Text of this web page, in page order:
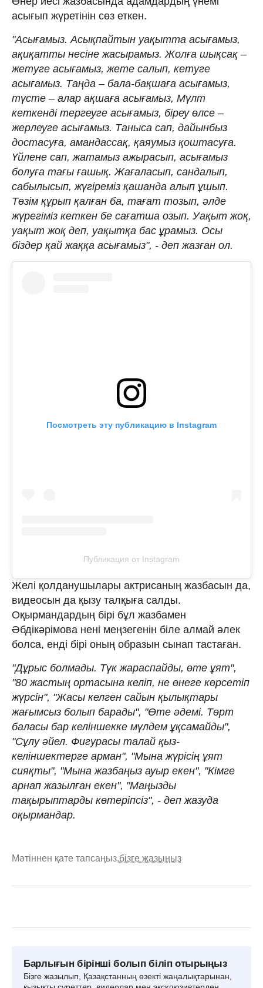
асығып жүретінін сөз еткен.
"Асығамыз. Асықпайтын уақытта асығамыз,
ақиқатты несіне жасырамыз. Жолға шықсақ –
жетуге асығамыз, жете салып, кетуге
асығамыз. Таңда – бала-бақшаға асығамыз,
түсте – алар ақшаға асығамыз, Мүлт
кеткенді тергеуге асығамыз, біреу өлсе –
жерлеуге асығамыз. Таныса сап, дайынбыз
достасуға, амандассақ, қаяумыз қоштасуға.
Үйлене сап, жатамыз ажырасып, асығамыз
болуға тағы ғашық. Жағаласып, сандалып,
сабылысып, жүгіреміз қашанда алып ұшып.
Төзім құрып қалған ба, тағат тозып, әлде
жүрегіміз кеткен бе сағатша озып. Уақыт жоқ,
уақыт жоқ деп, уақытқа бас ұрамыз. Осы
біздер қай жаққа асығамыз", - деп жазған ол.
Посмотреть эту публикацию в Instagram
Публикация от Instagram
Желі қолданушылары актрисаның жазбасын да,
видеосын да қызу талқыға салды.
Оқырмандардың бірі бұл жазбамен
Әбдікәрімова нені меңзегенін біле алмай әлек
болса, енді бірі оның образын сынап тастаған.
"Дұрыс болмады. Түк жараспайды, өте ұят",
"80 жастың ортасына келіп, не өнеге көрсетіп
жүрсін", "Жасы келген сайын қылықтары
жағымсыз болып барады", "Өте әдемі. Төрт
баласы бар келіншекке мүлдем ұқсамайды",
"Сұлу әйел. Фигурасы талай қыз-
келіншектерге арман", "Мына жүрісің ұят
сияқты", "Мына жазбаңыз ауыр екен", "Кімге
арнап жазылған екен", "Маңызды
тақырыптарды көтеріпсіз", - деп жазуда
оқырмандар.
Мәтіннен қате тапсаңыз,бізге жазыңыз
Барлығын бірінші болып біліп отырыңыз
Бізге жазылып, Қазақстанның өзекті жаңалықтарынан,